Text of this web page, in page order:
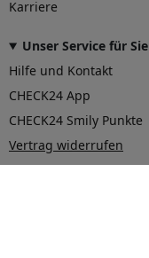
Karriere
Unser Service für Sie
Hilfe und Kontakt
CHECK24 App
CHECK24 Smily Punkte
Vertrag widerrufen